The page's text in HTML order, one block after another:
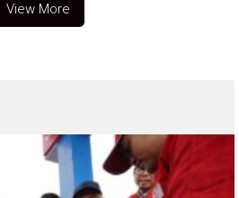
View More